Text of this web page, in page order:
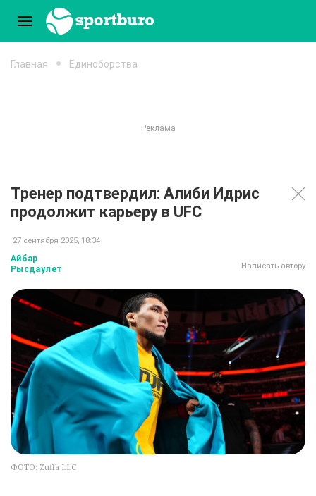
Главная Единоборства
Тренер подтвердил: Алиби Идрис
продолжит карьеру в UFC
27 сентября 2025, 18:34
Айбар
Рысдаулет
Написать автору
ФОТО: Zuffa LLC